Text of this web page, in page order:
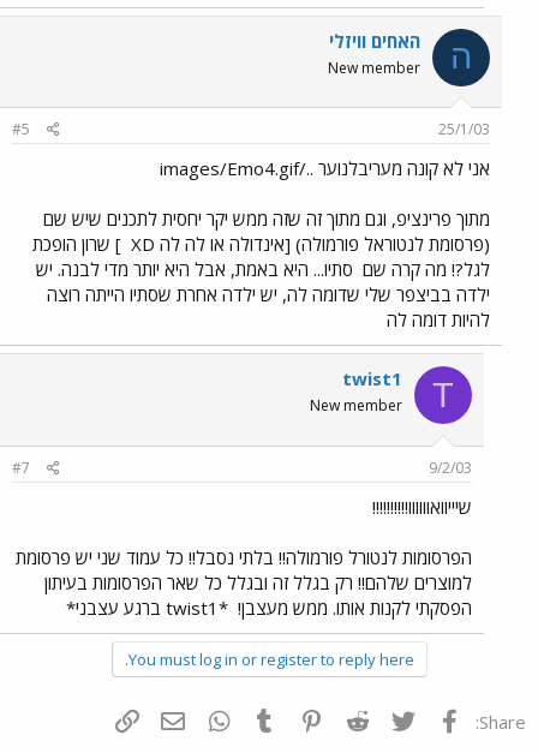
ה האחים וויזלי
New member
25/1/03
#5
אני לא קונה מעריבלנוער ../images/Emo4.gif
מתוך פרינציפ, וגם מתוך זה שזה ממש יקר יחסית לתכנים שיש שם
(פרסומת לנטוראל פורמולה) [אינדולה או לה לה XD
] שרון הופכת
לגל?! מה קרה שם סתיו... היא באמת, אבל היא יותר מדי לבנה. יש
ילדה בביצפר שלי שדומה לה, יש ילדה אחרת שסתיו הייתה רוצה
להיות דומה לה
T
twist1
New member
9/2/03
#7
שיייוואוווווו!!!!!!!!!!
הפרסומות לנטורל פורמולה!! בלתי נסבל!! כל עמוד שני יש פרסומת
למוצרים שלהם!! רק בגלל זה ובגלל כל שאר הפרסומות בעיתון
הפסקתי לקנות אותו. ממש מעצבן! *twist1 ברגע עצבני*
You must log in or register to reply here.
Share: פייסבוק Twitter
Reddit
Pinterest
Tumblr
WhatsAppדואר אלקטרוני